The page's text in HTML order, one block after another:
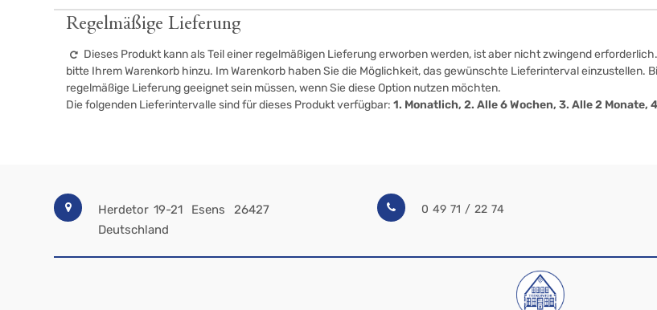
Regelmäßige Lieferung
Dieses Produkt kann als Teil einer regelmäßigen Lieferung erworben werden, ist aber nicht zwingend
bitte Ihrem Warenkorb hinzu. Im Warenkorb haben Sie die Möglichkeit, das gewünschte Lieferinterval einzustellen.
regelmäßige Lieferung geeignet sein müssen, wenn Sie diese Option nutzen möchten.
Die folgenden Lieferintervalle sind für dieses Produkt verfügbar:1. Monatlich, 2. Alle 6 Wochen, 3. Alle 2
Herdetor 19-21 Esens
26427
Deutschland
0 49 71 / 22 74